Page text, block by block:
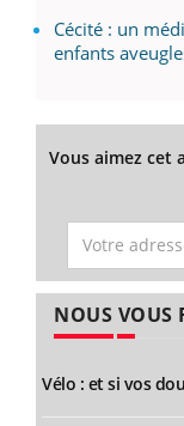
Cécité : un
enfants
Vous aimez cet
NOUS VOUS
Vélo : et si vos